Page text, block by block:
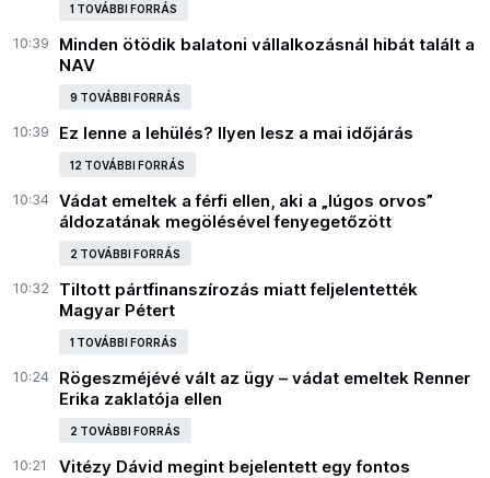
1 TOVÁBBI FORRÁS
10:39
Minden ötödik balatoni vállalkozásnál hibát talált a
NAV
9 TOVÁBBI FORRÁS
10:39 Ez lenne a lehülés? Ilyen lesz a mai időjárás
12 TOVÁBBI FORRÁS
10:34 Vádat emeltek a férfi ellen, aki a „lúgos orvos”
áldozatának megölésével fenyegetőzött
2 TOVÁBBI FORRÁS
10:32
Tiltott pártfinanszírozás miatt feljelentették
Magyar Pétert
1 TOVÁBBI FORRÁS
10:24
Rögeszméjévé vált az ügy – vádat emeltek Renner
Erika zaklatója ellen
2 TOVÁBBI FORRÁS
10:21
Vitézy Dávid megint bejelentett egy fontos